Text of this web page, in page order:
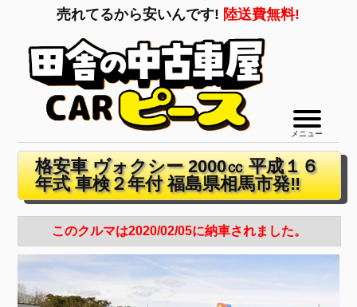
売れてるから安いんです! 陸送費無料!
メニュー
格安車 ヴォクシー 2000㏄ 平成１６
年式 車検２年付 福島県相馬市発‼
このクルマは2020/02/05に納車されました。